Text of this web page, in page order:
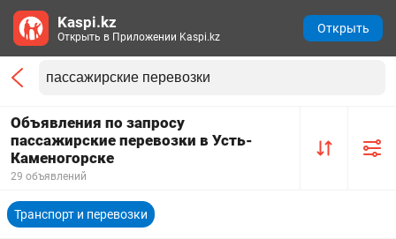
Объявления по запросу
пассажирские перевозки в Усть-
Каменогорске
29 объявлений
Транспорт и перевозки
Kaspi.kz
Открыть в Приложении Kaspi.kz
Открыть